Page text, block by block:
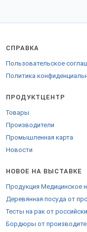
Екатеринбург, Казань,
таможенного союза и за
Закажите продукцию на
СПРАВКА
Пользовательское
Политика
ПРОДУКТЦЕНТР
Товары
Производители
Промышленная карта
Новости
НОВОЕ НА ВЫСТАВКЕ
Продукция Медицинское
Деревянная посуда от
Тесты на рак от
Бордюры от